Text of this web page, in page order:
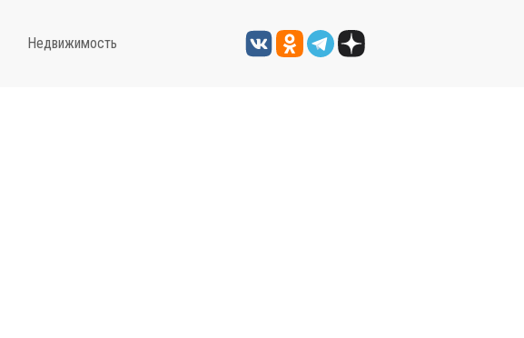
Недвижимость